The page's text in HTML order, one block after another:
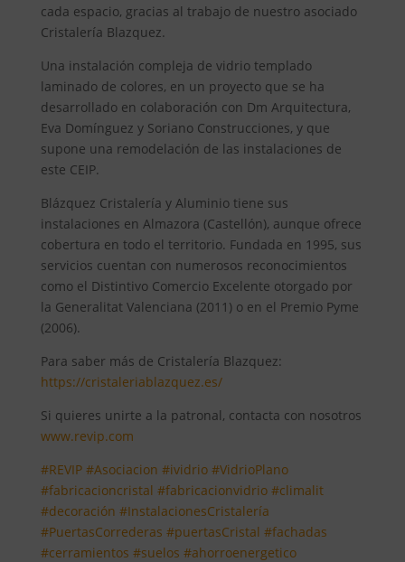
cada espacio, gracias al trabajo de nuestro asociado
Cristalería Blazquez.
Una instalación compleja de vidrio templado
laminado de colores, en un proyecto que se ha
desarrollado en colaboración con Dm Arquitectura,
Eva Domínguez y Soriano Construcciones, y que
supone una remodelación de las instalaciones de
este CEIP.
Blázquez Cristalería y Aluminio tiene sus
instalaciones en Almazora (Castellón), aunque ofrece
cobertura en todo el territorio. Fundada en 1995, sus
servicios cuentan con numerosos reconocimientos
como el Distintivo Comercio Excelente otorgado por
la Generalitat Valenciana (2011) o en el Premio Pyme
(2006).
Para saber más de Cristalería Blazquez:
https://cristaleriablazquez.es/
Si quieres unirte a la patronal, contacta con nosotros
www.revip.com
#REVIP #Asociacion #ividrio #VidrioPlano
#fabricacioncristal #fabricacionvidrio #climalit
#decoración #InstalacionesCristalería
#PuertasCorrederas #puertasCristal #fachadas
#cerramientos #suelos #ahorroenergetico